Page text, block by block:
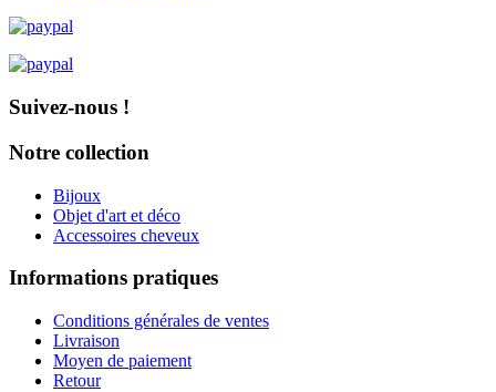
Suivez-nous !
Notre collection
Bijoux
Objet d'art et déco
Accessoires cheveux
Informations pratiques
Conditions générales de ventes
Livraison
Moyen de paiement
Retour